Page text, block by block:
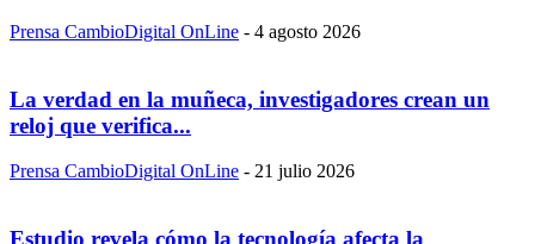
Prensa CambioDigital OnLine - 4 agosto 2026
La verdad en la muñeca, investigadores crean un
reloj que verifica...
Prensa CambioDigital OnLine - 21 julio 2026
Estudio revela cómo la tecnología afecta la